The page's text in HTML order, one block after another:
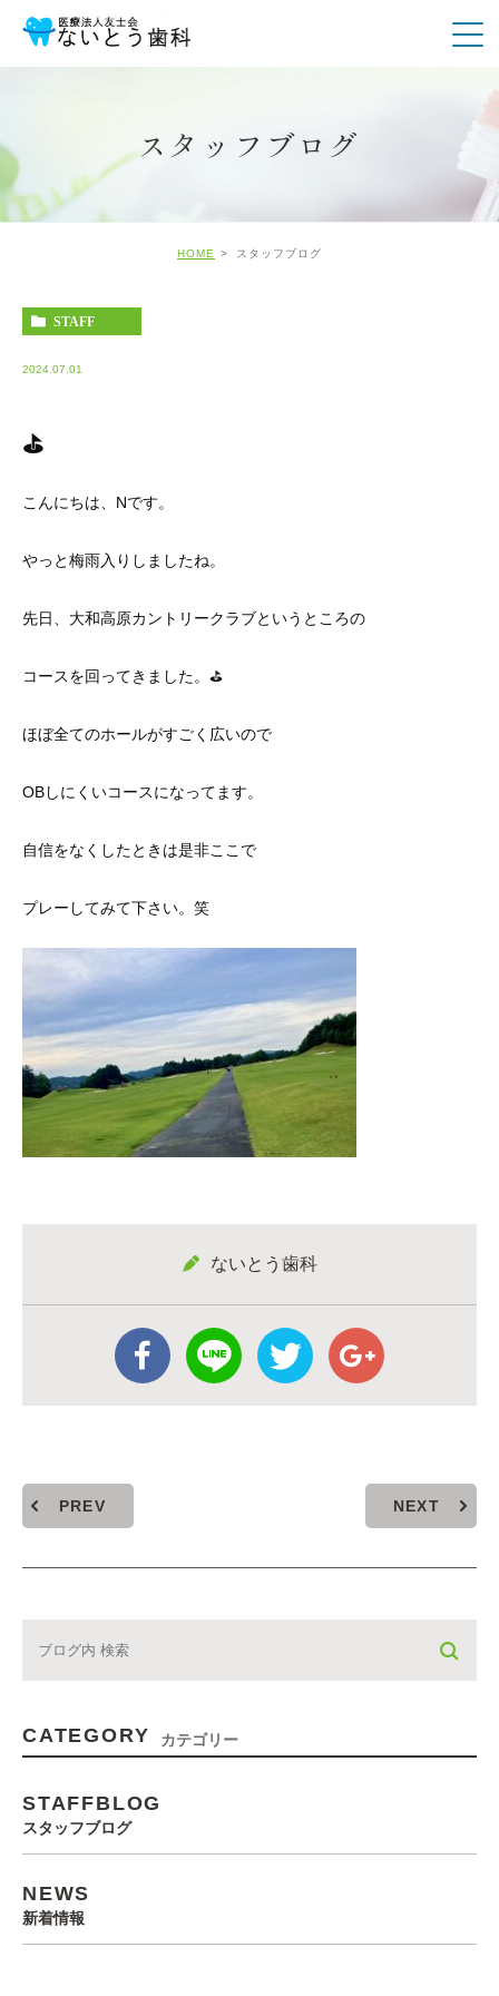
スタッフブログ
HOME スタッフブログ
STAFF
2024.07.01
⛳️
こんにちは、Nです。
やっと梅雨入りしましたね。
先日、大和高原カントリークラブというところの
コースを回ってきました。⛳️
ほぼ全てのホールがすごく広いので
OBしにくいコースになってます。
自信をなくしたときは是非ここで
プレーしてみて下さい。笑
ないとう歯科
PREV NEXT
CATEGORY カテゴリー
STAFFBLOG
スタッフブログ
NEWS
新着情報